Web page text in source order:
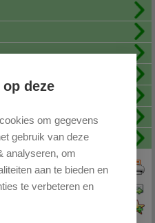
deze
om gegevens
gebruik van deze
analyseren, om
aan te bieden en
te verbeteren en
Print deze pagina
Pagina doorsturen